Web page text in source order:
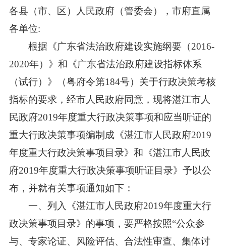
各县（市、区）人民政府（管委会），市府直属
各单位:
根据《广东省法治政府建设实施纲要（2016-
2020年）》和《广东省法治政府建设指标体系
（试行）》（粤府令第184号）关于行政决策考核
指标的要求，经市人民政府同意，现将湛江市人
民政府2019年度重大行政决策事项和应当听证的
重大行政决策事项编制成《湛江市人民政府2019
年度重大行政决策事项目录》和《湛江市人民政
府2019年度重大行政决策事项听证目录》予以公
布，并就有关事项通知如下：
一、列入《湛江市人民政府2019年度重大行
政决策事项目录》的事项，要严格按照“公众参
与、专家论证、风险评估、合法性审查、集体讨